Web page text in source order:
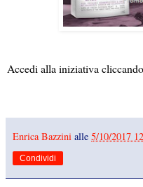
Accedi alla iniziativa
Enrica Bazzini alle 5/10/2017
Condividi